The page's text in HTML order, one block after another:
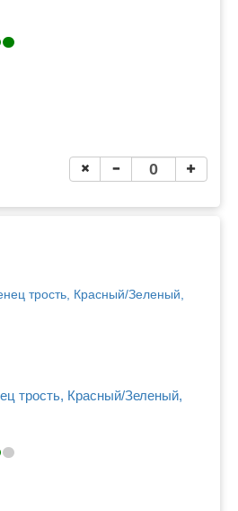
трость, Красный/Зеленый,